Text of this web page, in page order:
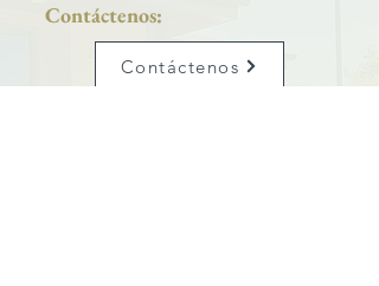
Contáctenos:
Contáctenos